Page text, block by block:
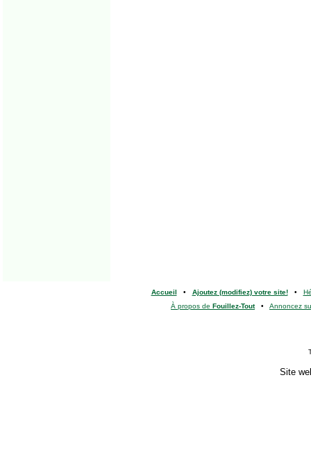
Accueil • Ajoutez (modifiez) votre site!•
À propos de Fouillez-Tout• Annoncez
Site